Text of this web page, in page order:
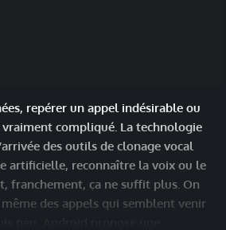
repérer un appel indésirable ou
compliqué. La technologie
des outils de clonage vocal
artificielle, reconnaître la voix ou le
franchement, ça ne suffit plus. On
des appels qui semblent venir